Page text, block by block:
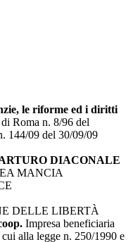
le riforme ed i diritti
Roma n. 8/96 del
144/09 del 30/09/09
DIACONALE
MANCIA
DELLE LIBERTÀ
Impresa beneficiaria
alla legge n. 250/1990 e